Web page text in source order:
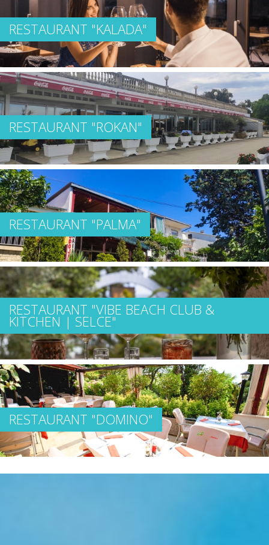
RESTAURANT "KALADA"
RESTAURANT "ROKAN"
RESTAURANT "PALMA"
RESTAURANT "VIBE BEACH CLUB &
KITCHEN | SELCE"
RESTAURANT "DOMINO"